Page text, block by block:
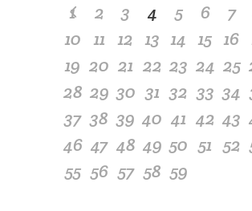
1 2 3 4 5 6 7
10 11 12 13 14 15 16
19 20 21 22 23 24 25
28 29 30 31 32 33 34
37 38 39 40 41 42 43
46 47 48 49 50 51 52
55 56 57 58 59